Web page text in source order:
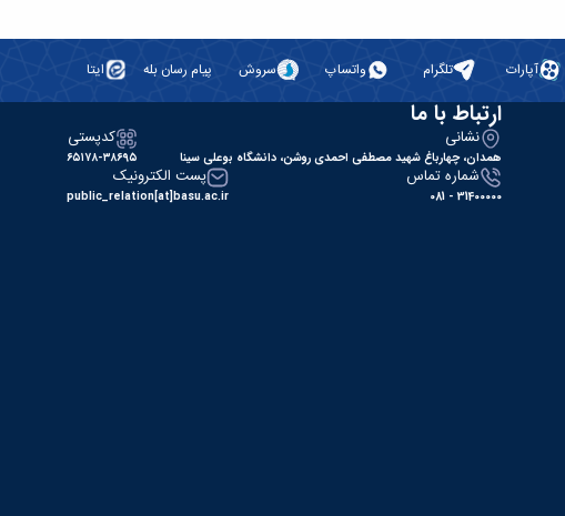
آپارات تلگرام واتساپ سروش پیام رسان بله ایتا
ارتباط با ما
نشانی
همدان، چهارباغ شهید مصطفی احمدی روشن، دانشگاه بوعلی سینا
کدپستی
۶۵۱۷۸-۳۸۶۹۵
شماره تماس
31400000 - 081
پست الکترونیک
public_relation[at]basu.ac.ir